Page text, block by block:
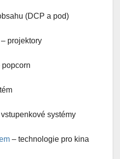
(DCP a pod)
– projektory
popcorn
systémy
– technologie pro kina